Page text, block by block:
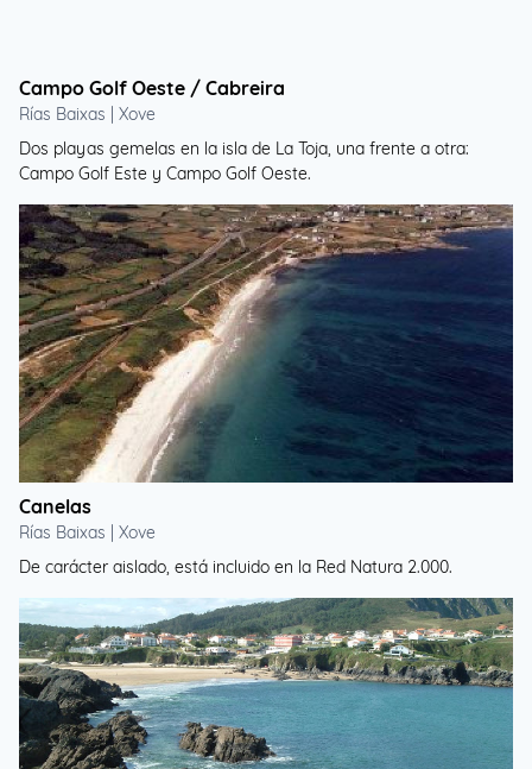
Campo Golf Oeste / Cabreira
Rías Baixas | Xove
Dos playas gemelas en la isla de La Toja, una frente a otra:
Campo Golf Este y Campo Golf Oeste.
Canelas
Rías Baixas | Xove
De carácter aislado, está incluido en la Red Natura 2.000.